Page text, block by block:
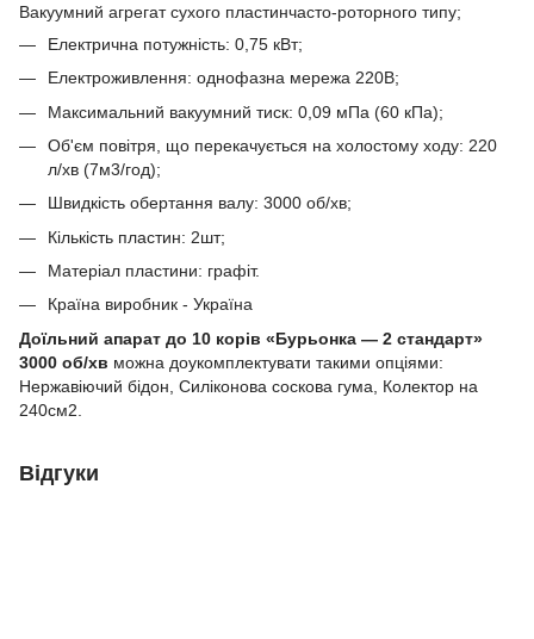
Вакуумний агрегат сухого пластинчасто-роторного типу;
Електрична потужність: 0,75 кВт;
Електроживлення: однофазна мережа 220В;
Максимальний вакуумний тиск: 0,09 мПа (60 кПа);
Об'єм повітря, що перекачується на холостому ходу: 220
л/хв (7м3/год);
Швидкість обертання валу: 3000 об/хв;
Кількість пластин: 2шт;
Матеріал пластини: графіт.
Країна виробник - Україна
Доїльний апарат до 10 корів «Бурьонка — 2 стандарт»
3000 об/хв можна доукомплектувати такими опціями:
Нержавіючий бідон, Силіконова соскова гума, Колектор на
240см2.
Відгуки